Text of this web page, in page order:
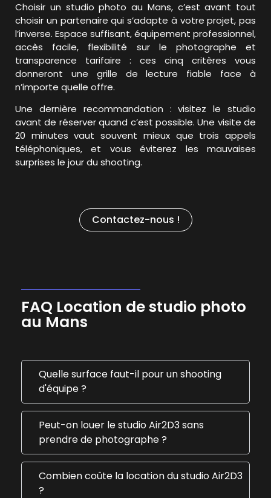
Choisir un studio photo au Mans, c’est avant tout
choisir un partenaire qui s’adapte à votre projet, pas
l’inverse. Espace suffisant, équipement professionnel,
accès facile, flexibilité sur le photographe et
transparence tarifaire : ces cinq critères vous
donneront une grille de lecture fiable face à
n’importe quelle offre.
Une dernière recommandation : visitez le studio
avant de réserver quand c’est possible. Une visite de
20 minutes vaut souvent mieux que trois appels
téléphoniques, et vous éviterez les mauvaises
surprises le jour du shooting.
Contactez-nous !
FAQ Location de studio photo
au Mans
Quelle surface faut-il pour un shooting
d'équipe ?
Peut-on louer le studio Air2D3 sans
prendre de photographe ?
Combien coûte la location du studio Air2D3
?